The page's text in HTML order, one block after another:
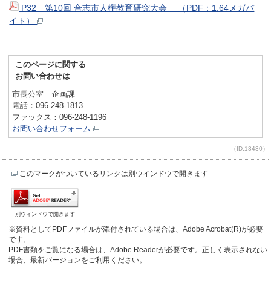
P32 第10回 合志市人権教育研究大会 （PDF：1.64メガバ
イト）
このページに関する
お問い合わせは
市長公室 企画課
電話：096-248-1813
ファックス：096-248-1196
お問い合わせフォーム
（ID:13430）
このマークがついているリンクは別ウインドウで開きます
別ウィンドウで開きます
※資料としてPDFファイルが添付されている場合は、Adobe Acrobat(R)が必要
です。
PDF書類をご覧になる場合は、Adobe Readerが必要です。正しく表示されない
場合、最新バージョンをご利用ください。